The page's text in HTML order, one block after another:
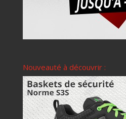
Nouveauté à découvrir :